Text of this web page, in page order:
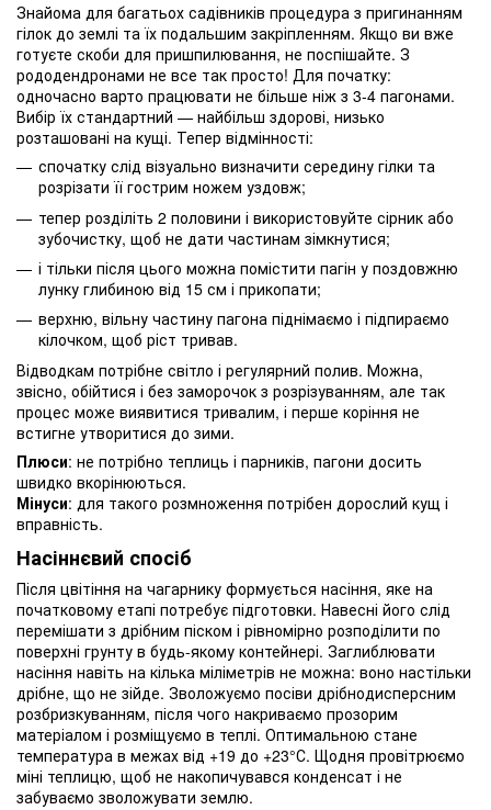
Знайома для багатьох садівників процедура з пригинанням
гілок до землі та їх подальшим закріпленням. Якщо ви вже
готуєте скоби для пришпилювання, не поспішайте. З
рододендронами не все так просто! Для початку:
одночасно варто працювати не більше ніж з 3-4 пагонами.
Вибір їх стандартний — найбільш здорові, низько
розташовані на кущі. Тепер відмінності:
спочатку слід візуально визначити середину гілки та
розрізати її гострим ножем уздовж;
тепер розділіть 2 половини і використовуйте сірник або
зубочистку, щоб не дати частинам зімкнутися;
і тільки після цього можна помістити пагін у поздовжню
лунку глибиною від 15 см і прикопати;
верхню, вільну частину пагона піднімаємо і підпираємо
кілочком, щоб ріст тривав.
Відводкам потрібне світло і регулярний полив. Можна,
звісно, обійтися і без заморочок з розрізуванням, але так
процес може виявитися тривалим, і перше коріння не
встигне утворитися до зими.
Плюси: не потрібно теплиць і парників, пагони досить
швидко вкорінюються.
Мінуси: для такого розмноження потрібен дорослий кущ і
вправність.
Насіннєвий спосіб
Після цвітіння на чагарнику формується насіння, яке на
початковому етапі потребує підготовки. Навесні його слід
перемішати з дрібним піском і рівномірно розподілити по
поверхні грунту в будь-якому контейнері. Заглиблювати
насіння навіть на кілька міліметрів не можна: воно настільки
дрібне, що не зійде. Зволожуємо посіви дрібнодисперсним
розбризкуванням, після чого накриваємо прозорим
матеріалом і розміщуємо в теплі. Оптимальною стане
температура в межах від +19 до +23°С. Щодня провітрюємо
міні теплицю, щоб не накопичувався конденсат і не
забуваємо зволожувати землю.